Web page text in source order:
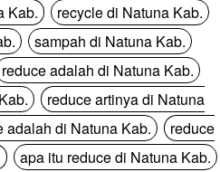
Kab.
recycle di Natuna Kab.
sampah di Natuna Kab.
reduce adalah di Natuna Kab.
reduce artinya di Natuna
adalah di Natuna Kab.
reduce
apa itu reduce di Natuna Kab.